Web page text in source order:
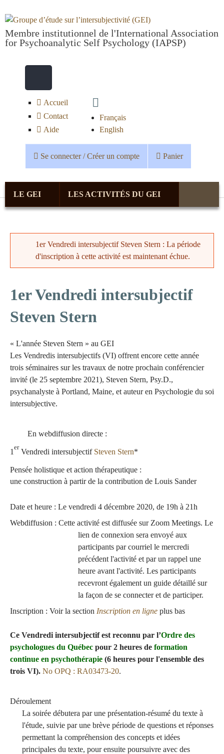
Groupe d’étude sur
l’intersubjectivité
(GEI)
Membre institutionnel de l'International Association
for Psychoanalytic Self Psychology (IAPSP)
Accueil
Contact
Aide
Français
English
Se connecter / Créer un compte Panier
LE GEI LES ACTIVITÉS DU GEI
Message d'erreur
1er Vendredi intersubjectif Steven Stern : La période
d'inscription à cette activité est maintenant échue.
1er Vendredi intersubjectif
Steven Stern
« L'année Steven Stern » au GEI
Les Vendredis intersubjectifs (VI) offrent encore cette année
trois séminaires sur les travaux de notre prochain conférencier
invité (le 25 septembre 2021), Steven Stern, Psy.D.,
psychanalyste à Portland, Maine, et auteur en Psychologie du soi
intersubjective.
En webdiffusion directe :
1
er
Vendredi intersubjectif Steven Stern*
Pensée holistique et action thérapeutique :
une construction à partir de la contribution de Louis Sander
Date et heure : Le vendredi 4 décembre 2020, de 19h à 21h
Webdiffusion : Cette activité est diffusée sur Zoom Meetings. Le
lien de connexion sera envoyé aux
participants par courriel le mercredi
précédent l'activité et par un rappel une
heure avant l'activité. Les participants
recevront également un guide détaillé sur
la façon de se connecter et de participer.
Inscription : Voir la section Inscription en ligne plus bas
Ce Vendredi intersubjectif est reconnu par l’Ordre des
psychologues du Québec pour 2 heures de formation
continue en psychothérapie (6 heures pour l'ensemble des
trois VI). No OPQ : RA03473-20.
Déroulement
La soirée débutera par une présentation-résumé du texte à
l'étude, suivie par une brève période de questions et réponses
permettant la compréhension des concepts et idées
principales du texte, pour ensuite poursuivre avec des